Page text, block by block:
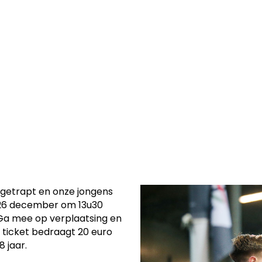
en onze jongens
december om 13u30
mee op verplaatsing en
ticket bedraagt 20 euro
jaar.